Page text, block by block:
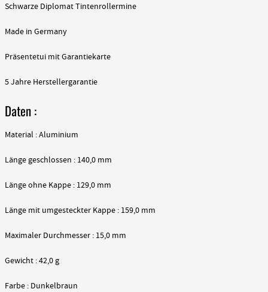
Schwarze Diplomat Tintenrollermine
Made in Germany
Präsentetui mit Garantiekarte
5 Jahre Herstellergarantie
Daten :
Material : Aluminium
Länge geschlossen : 140,0 mm
Länge ohne Kappe : 129,0 mm
Länge mit umgesteckter Kappe : 159,0 mm
Maximaler Durchmesser : 15,0 mm
Gewicht : 42,0 g
Farbe : Dunkelbraun